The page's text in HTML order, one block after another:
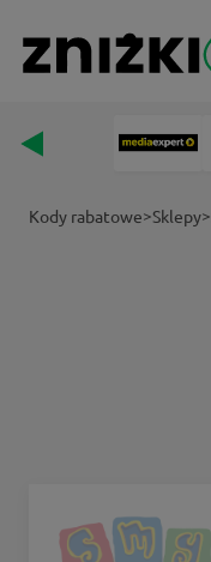
Kody rabatowe>Sklepy>